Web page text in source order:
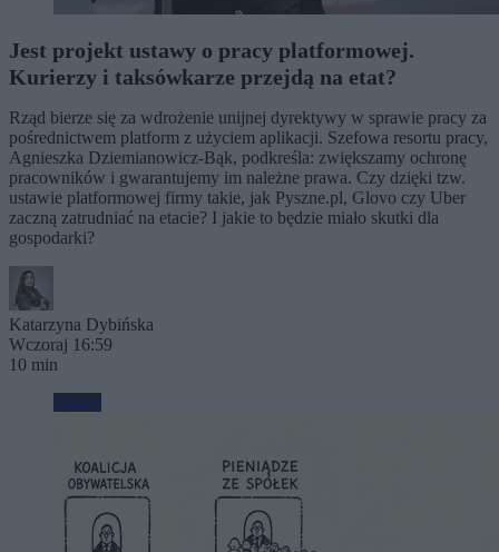
Jest projekt ustawy o pracy platformowej.
Kurierzy i taksówkarze przejdą na etat?
Rząd bierze się za wdrożenie unijnej dyrektywy w sprawie pracy za
pośrednictwem platform z użyciem aplikacji. Szefowa resortu pracy,
Agnieszka Dziemianowicz-Bąk, podkreśla: zwiększamy ochronę
pracowników i gwarantujemy im należne prawa. Czy dzięki tzw.
ustawie platformowej firmy takie, jak Pyszne.pl, Glovo czy Uber
zaczną zatrudniać na etacie? I jakie to będzie miało skutki dla
gospodarki?
Katarzyna Dybińska
Wczoraj 16:59
10 min
Biznes